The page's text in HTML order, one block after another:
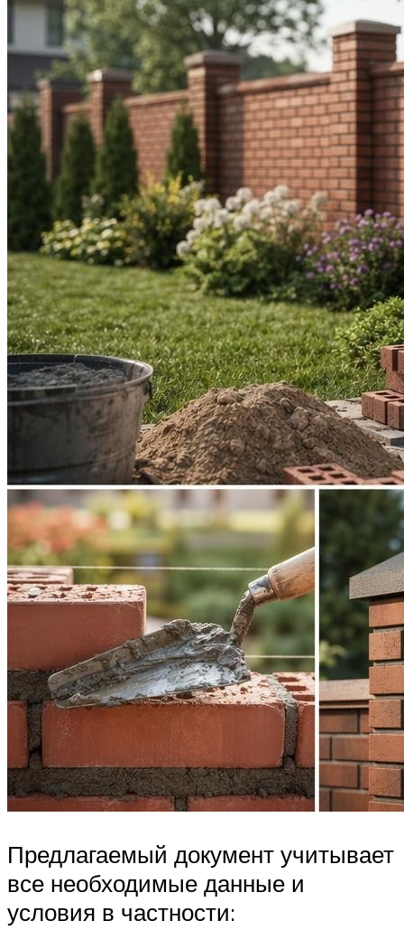
Предлагаемый документ учитывает
все необходимые данные и
условия в частности: